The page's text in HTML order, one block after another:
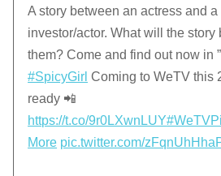
A story between an actress and
investor/actor. What will the story
them? Come and find out now in
#SpicyGirl Coming to WeTV this
ready 📲
https://t.co/9r0LXwnLUY
More pic.twitter.com/